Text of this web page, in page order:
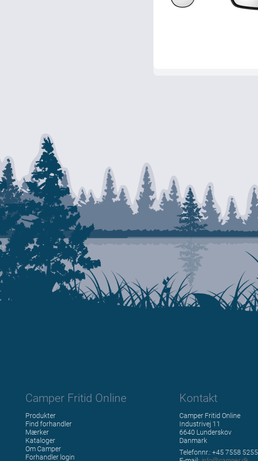
Camper Fritid Online
Produkter
Find forhandler
Mærker
Kataloger
Om Camper
Forhandler login
Kontakt
Camper Fritid Online
Industrivej 11
6640 Lunderskov
Danmark
Telefonnr.: +45 7558 5255